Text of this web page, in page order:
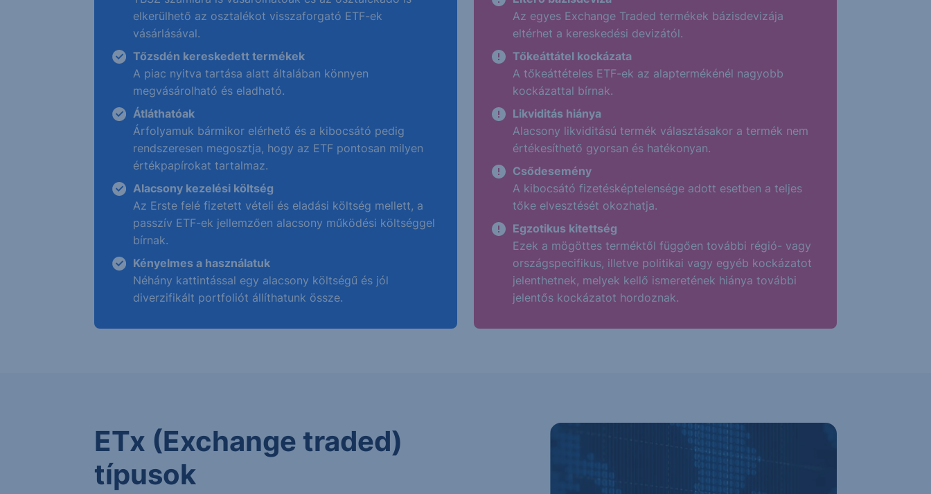
elkerülhető az osztalékot visszaforgató ETF-ek
vásárlásával.
Tőzsdén kereskedett termékek
A piac nyitva tartása alatt általában könnyen
megvásárolható és eladható.
Átláthatóak
Árfolyamuk bármikor elérhető és a kibocsátó pedig
rendszeresen megosztja, hogy az ETF pontosan milyen
értékpapírokat tartalmaz.
Alacsony kezelési költség
Az Erste felé fizetett vételi és eladási költség mellett, a
passzív ETF-ek jellemzően alacsony működési költséggel
bírnak.
Kényelmes a használatuk
Néhány kattintással egy alacsony költségű és jól
diverzifikált portfoliót állíthatunk össze.
Az egyes Exchange Traded termékek bázisdevizája
eltérhet a kereskedési devizától.
Tőkeáttátel kockázata
A tőkeáttételes ETF-ek az alaptermékénél nagyobb
kockázattal bírnak.
Likviditás hiánya
Alacsony likviditású termék választásakor a termék nem
értékesíthető gyorsan és hatékonyan.
Csődesemény
A kibocsátó fizetésképtelensége adott esetben a teljes
tőke elvesztését okozhatja.
Egzotikus kitettség
Ezek a mögöttes terméktől függően további régió- vagy
országspecifikus, illetve politikai vagy egyéb kockázatot
jelenthetnek, melyek kellő ismeretének hiánya további
jelentős kockázatot hordoznak.
ETx (Exchange traded)
típusok